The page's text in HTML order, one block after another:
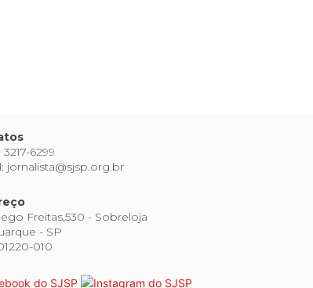
3217-6299
jornalista@sjsp.org.br
Freitas,530 - Sobreloja
- SP
010